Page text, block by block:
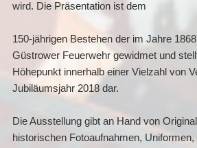
wird. Die Präsentation ist dem
150-jährigen Bestehen der im Jahre
Güstrower Feuerwehr gewidmet und
Höhepunkt innerhalb einer Vielzahl von
Jubiläumsjahr 2018 dar.
Die Ausstellung gibt an Hand von
historischen Fotoaufnahmen,